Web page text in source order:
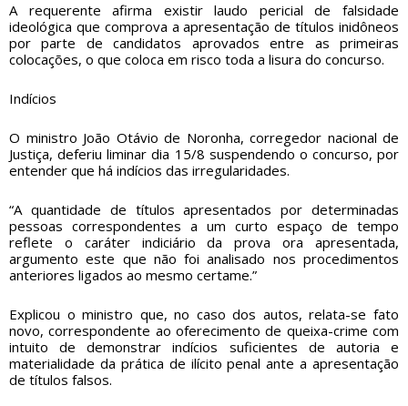
A requerente afirma existir laudo pericial de falsidade
ideológica que comprova a apresentação de títulos inidôneos
por parte de candidatos aprovados entre as primeiras
colocações, o que coloca em risco toda a lisura do concurso.
Indícios
O ministro João Otávio de Noronha, corregedor nacional de
Justiça, deferiu liminar dia 15/8 suspendendo o concurso, por
entender que há indícios das irregularidades.
“A quantidade de títulos apresentados por determinadas
pessoas correspondentes a um curto espaço de tempo
reflete o caráter indiciário da prova ora apresentada,
argumento este que não foi analisado nos procedimentos
anteriores ligados ao mesmo certame.”
Explicou o ministro que, no caso dos autos, relata-se fato
novo, correspondente ao oferecimento de queixa-crime com
intuito de demonstrar indícios suficientes de autoria e
materialidade da prática de ilícito penal ante a apresentação
de títulos falsos.